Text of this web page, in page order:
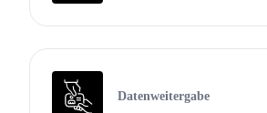
Datenweitergabe